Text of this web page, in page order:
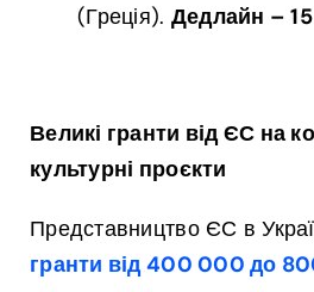
(Греція). Дедлайн –
Великі гранти від ЄС на
культурні проєкти
Представництво ЄС в
гранти від 400 000 до